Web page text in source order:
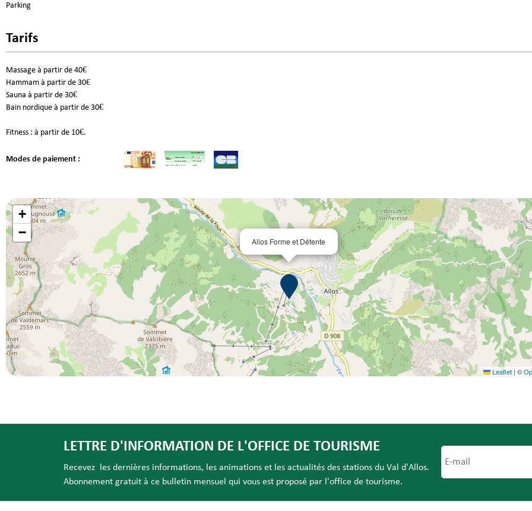
Parking
Tarifs
Massage à partir de 40€
Hammam à partir de 30€
Sauna à partir de 30€
Bain nordique à partir de 30€
Fitness : à partir de 10€.
Modes de paiement :
Allos Forme et Détente
+
−
Leaflet | ©
LETTRE D'INFORMATION DE L'OFFICE DE TOURISME
Recevez les dernières informations, les animations et les actualités des stations du Val d'Allos.
Abonnement gratuit à ce bulletin mensuel qui vous est proposé par l'office de tourisme.